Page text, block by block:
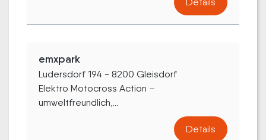
emxpark
Ludersdorf 194 - 8200 Gleisdorf
Elektro Motocross Action –
umweltfreundlich,...
Details